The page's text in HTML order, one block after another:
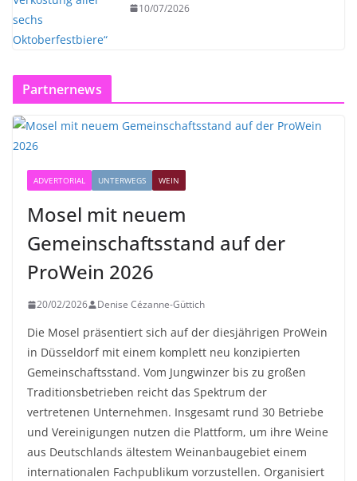
10/07/2026
Partnernews
ADVERTORIAL UNTERWEGS WEIN
Mosel mit neuem
Gemeinschaftsstand auf der
ProWein 2026
20/02/2026 Denise Cézanne-Güttich
Die Mosel präsentiert sich auf der diesjährigen ProWein
in Düsseldorf mit einem komplett neu konzipierten
Gemeinschaftsstand. Vom Jungwinzer bis zu großen
Traditionsbetrieben reicht das Spektrum der
vertretenen Unternehmen. Insgesamt rund 30 Betriebe
und Vereinigungen nutzen die Plattform, um ihre Weine
aus Deutschlands ältestem Weinanbaugebiet einem
internationalen Fachpublikum vorzustellen. Organisiert